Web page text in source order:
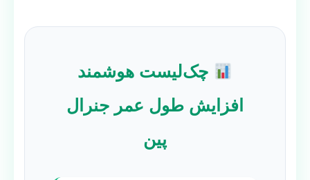
چک‌لیست هوشمند
افزایش طول عمر جنرال
پین